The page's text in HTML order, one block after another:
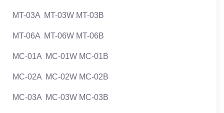
MT-03A MT-03W MT-03B
MT-06A MT-06W MT-06B
MC-01A MC-01W MC-01B
MC-02A MC-02W MC-02B
MC-03A MC-03W MC-03B